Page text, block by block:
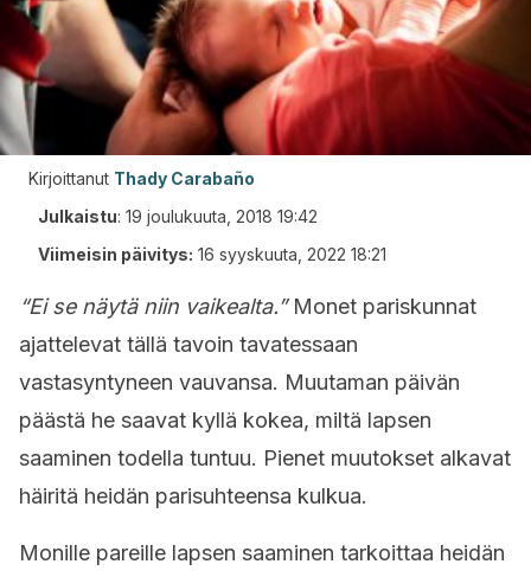
Kirjoittanut Thady Carabaño
Julkaistu: 19 joulukuuta, 2018 19:42
Viimeisin päivitys: 16 syyskuuta, 2022 18:21
“Ei se näytä niin vaikealta.”Monet pariskunnat
ajattelevat tällä tavoin tavatessaan
vastasyntyneen vauvansa. Muutaman päivän
päästä he saavat kyllä kokea, miltä lapsen
saaminen todella tuntuu. Pienet muutokset alkavat
häiritä heidän parisuhteensa kulkua.
Monille pareille lapsen saaminen tarkoittaa heidän